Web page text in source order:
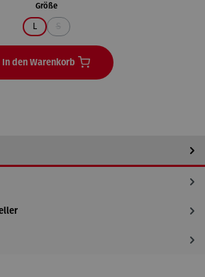
Größeauswählen
L
(Diese Option ist zurzeit nicht verfügbar.)
In den Warenkorb